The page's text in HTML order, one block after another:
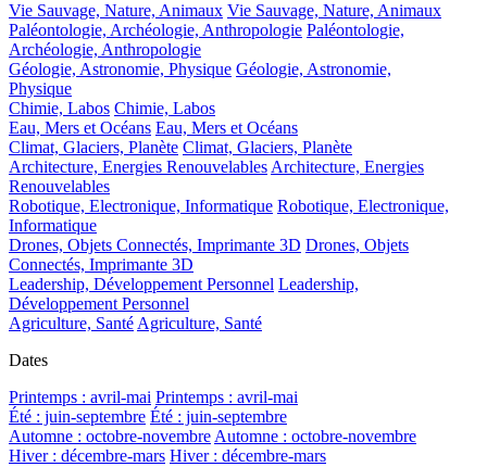
Vie Sauvage, Nature, Animaux Vie Sauvage, Nature, Animaux
Paléontologie, Archéologie, Anthropologie Paléontologie,
Archéologie, Anthropologie
Géologie, Astronomie, Physique Géologie, Astronomie,
Physique
Chimie, Labos Chimie, Labos
Eau, Mers et Océans Eau, Mers et Océans
Climat, Glaciers, Planète Climat, Glaciers, Planète
Architecture, Energies RenouvelablesArchitecture, Energies
Renouvelables
Robotique, Electronique, Informatique Robotique, Electronique,
Informatique
Drones, Objets Connectés, Imprimante 3D Drones, Objets
Connectés, Imprimante 3D
Leadership, Développement Personnel Leadership,
Développement Personnel
Agriculture, SantéAgriculture, Santé
Dates
Printemps : avril-mai Printemps : avril-mai
Été : juin-septembre Été : juin-septembre
Automne : octobre-novembreAutomne : octobre-novembre
Hiver : décembre-mars Hiver : décembre-mars